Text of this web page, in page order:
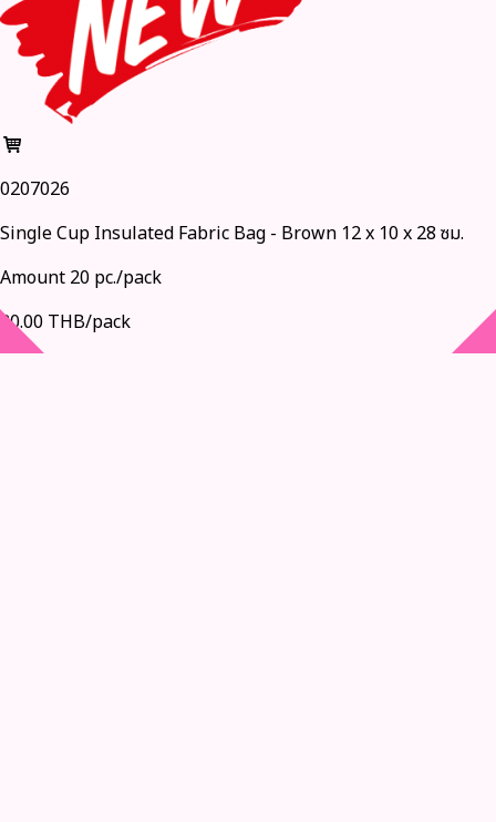
0207026
Single Cup Insulated Fabric Bag - Brown 12 x 10 x 28 ซม.
Amount 20 pc./pack
80.00 THB/pack